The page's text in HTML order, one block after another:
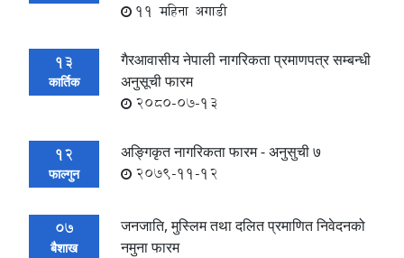
11 महिना अगाडी
13
कार्तिक
गैरआवासीय नेपाली नागरिकता प्रमाणपत्र सम्बन्धी
अनुसूची फारम
2080-07-13
12
फाल्गुन
अङ्गिकृत नागरिकता फारम - अनुसुची ७
2079-11-12
07
बैशाख
जनजाति, मुस्लिम तथा दलित प्रमाणित निवेदनको
नमुना फारम